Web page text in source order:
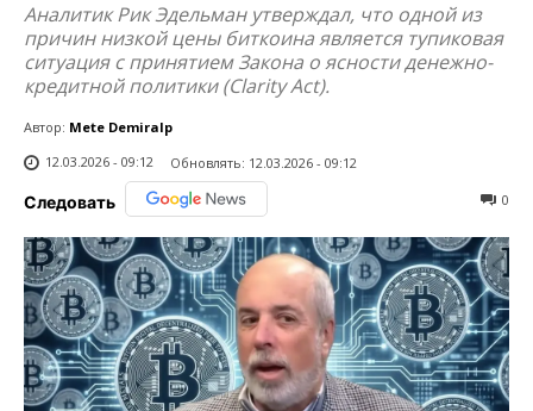
Аналитик Рик Эдельман утверждал, что одной из
причин низкой цены биткоина является тупиковая
ситуация с принятием Закона о ясности денежно-
кредитной политики (Clarity Act).
Автор: Mete Demiralp
12.03.2026 - 09:12
Обновлять: 12.03.2026 - 09:12
Следовать 0